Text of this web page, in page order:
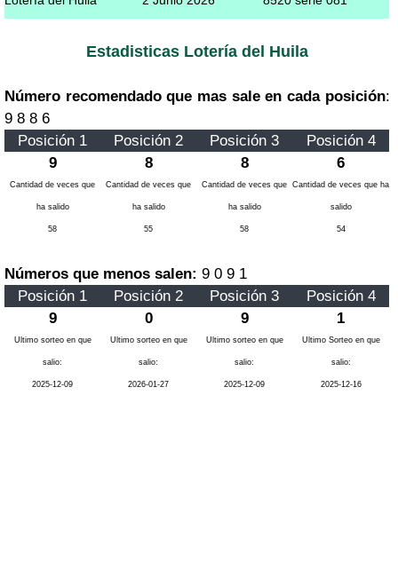
Estadisticas Lotería del Huila
Número recomendado que mas sale en cada posición:
9 8 8 6
Posición 1
Posición 2 Posición 3
Posición 4
9
8 8 6
Cantidad de veces que
ha salido
58
Cantidad de veces que
ha salido
55
Cantidad de veces que
ha salido
58
Cantidad de veces que ha
salido
54
Números que menos salen: 9 0 9 1
Posición 1
Posición 2 Posición 3
Posición 4
9
0 9 1
Ultimo sorteo en que
salio:
2025-12-09
Ultimo sorteo en que
salio:
2026-01-27
Ultimo sorteo en que
salio:
2025-12-09
Ultimo Sorteo en que
salio:
2025-12-16